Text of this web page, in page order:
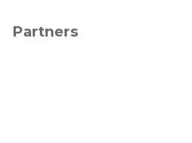
Partners